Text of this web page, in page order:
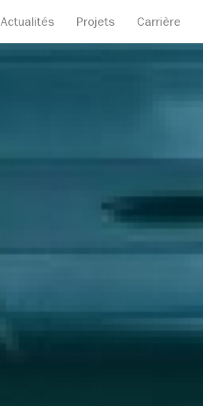
Actualités Projets Carrière